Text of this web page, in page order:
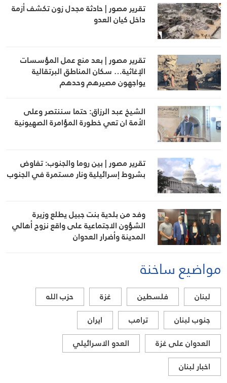
تقرير مصور | حادثة مجدل زون تكشف أزمة
داخل كيان العدو
تقرير مصور | بعد منع عمل المؤسسات
الإغاثية… سكان المناطق البرتقالية
يواجهون مصيرهم وحدهم
الشيخ عبد الرزاق: حتما سننتصر وعلى
الأمة ان تعي خطورة المؤامرة الصهيونية
تقرير مصور | بين روما والجنوب: تفاوض
بشروط إسرائيلية ونار مستمرة في الجنوب
وفد من بلدية بنت جبيل يطلع وزيرة
الشؤون الاجتماعية على واقع نزوح أهالي
المدينة وأضرار العدوان
مواضيع ساخنة
لبنان فلسطين غزة
حزب الله
جنوب لبنان
ترامب
ايران
العدوان على غزة
العدو الاسرائيلي
اخبار لبنان